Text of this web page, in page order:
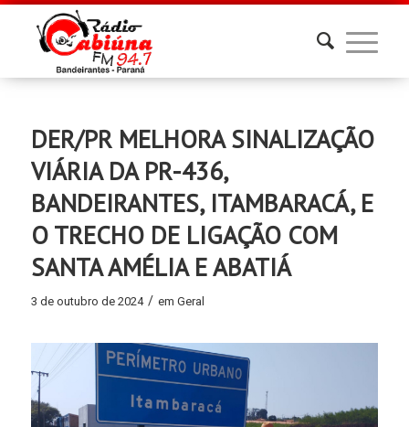
DER/PR MELHORA SINALIZAÇÃO
VIÁRIA DA PR-436,
BANDEIRANTES, ITAMBARACÁ, E
O TRECHO DE LIGAÇÃO COM
SANTA AMÉLIA E ABATIÁ
3 de outubro de 2024 / em Geral